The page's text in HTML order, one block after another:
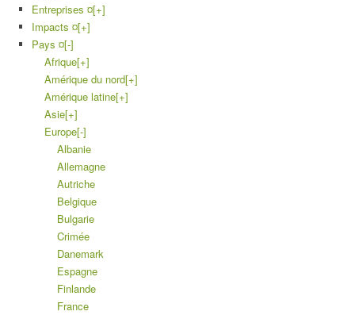
Entreprises ¤[+]
Impacts ¤[+]
Pays ¤[-]
Afrique[+]
Amérique du nord[+]
Amérique latine[+]
Asie[+]
Europe[-]
Albanie
Allemagne
Autriche
Belgique
Bulgarie
Crimée
Danemark
Espagne
Finlande
France